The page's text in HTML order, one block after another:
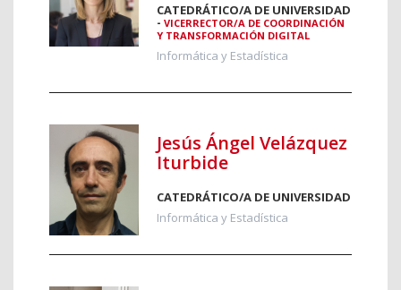
CATEDRÁTICO/A DE UNIVERSIDAD
- VICERRECTOR/A DE COORDINACIÓN
Y TRANSFORMACIÓN DIGITAL
Informática y Estadística
Jesús Ángel Velázquez
Iturbide
CATEDRÁTICO/A DE UNIVERSIDAD
Informática y Estadística